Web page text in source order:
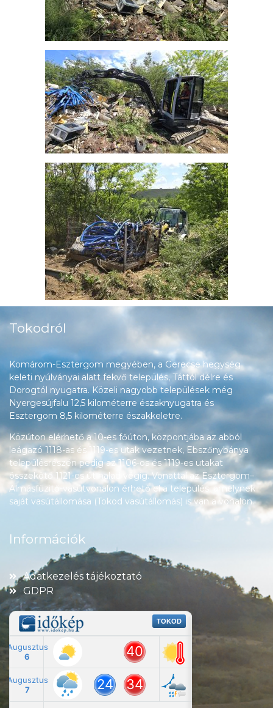
Tokodról
Komárom-Esztergom megyében, a Gerecse hegység
keleti nyúlványai alatt fekvő település, Táttól délre és
Dorogtól nyugatra. Közeli nagyobb települések még
Nyergesújfalu 12,5 kilométerre északnyugatra és
Esztergom 8,5 kilométerre északkeletre.
Közúton elérhető a 10-es főúton, központjába az abból
leágazó 1118-as és 1119-es utak vezetnek, Ebszőnybánya
településrészén pedig az 1106-os és 1119-es utakat
összekötő 1121-es út halad végig. Vonattal az Esztergom–
Almásfüzitő-vasútvonalon érhető el a település, amelynek
saját vasútállomása (Tokod vasútállomás) is van a vonalon.
Információk
Adatkezelés tájékoztató
GDPR